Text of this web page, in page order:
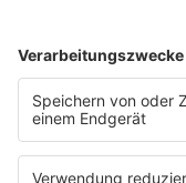
Carnie &